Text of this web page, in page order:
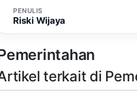
PENULIS
Riski Wijaya
terkait di